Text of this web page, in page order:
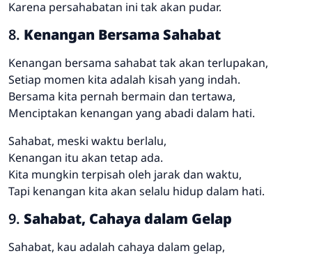
Karena persahabatan ini tak akan pudar.
8. Kenangan Bersama Sahabat
Kenangan bersama sahabat tak akan terlupakan,
Setiap momen kita adalah kisah yang indah.
Bersama kita pernah bermain dan tertawa,
Menciptakan kenangan yang abadi dalam hati.
Sahabat, meski waktu berlalu,
Kenangan itu akan tetap ada.
Kita mungkin terpisah oleh jarak dan waktu,
Tapi kenangan kita akan selalu hidup dalam hati.
9. Sahabat, Cahaya dalam Gelap
Sahabat, kau adalah cahaya dalam gelap,